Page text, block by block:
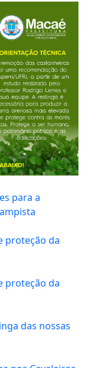
para a
proteção da
proteção da
das nossas